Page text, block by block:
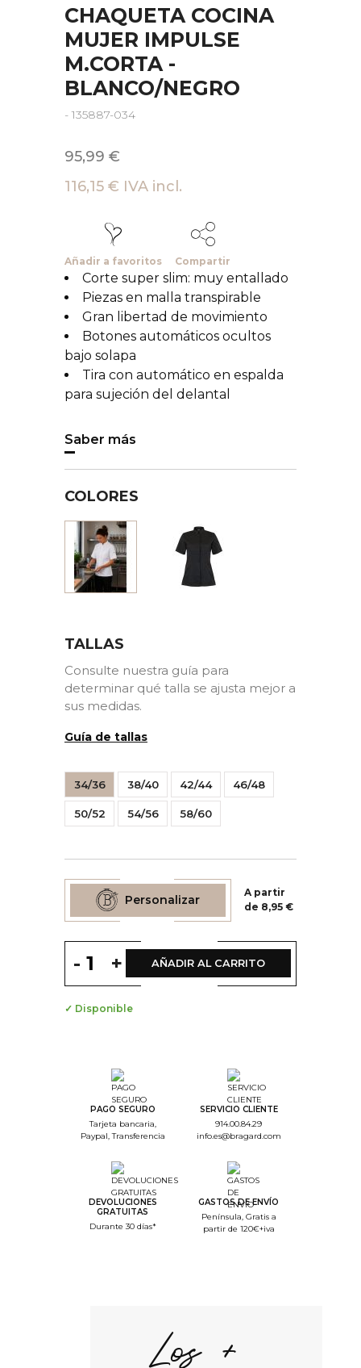
CHAQUETA COCINA
MUJER IMPULSE
M.CORTA -
BLANCO/NEGRO
- 135887-034
95,99 €
116,15 € IVA incl.
Añadir a favoritos Compartir
Corte super slim: muy entallado
Piezas en malla transpirable
Gran libertad de movimiento
Botones automáticos ocultos
bajo solapa
Tira con automático en espalda
para sujeción del delantal
Saber más
COLORES
TALLAS
Consulte nuestra guía para
determinar qué talla se ajusta mejor a
sus medidas.
Guía de tallas
34/36 38/40 42/44 46/48
50/52 54/56 58/60
Personalizar
A partir
de 8,95 €
- + AÑADIR AL CARRITO
✓ Disponible
Step Color
Step Monogramme
Step Color Broderie
Step Recap
PAGO SEGURO
Tarjeta bancaria,
Paypal, Transferencia
SERVICIO CLIENTE
914.00.84.29
info.es@bragard.com
DEVOLUCIONES
GRATUITAS
Durante 30 días*
GASTOS DE ENVÍO
Península, Gratis a
partir de 120€+iva
Los +